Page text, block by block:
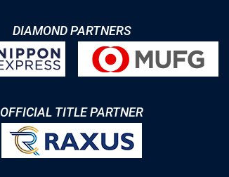
DIAMOND PARTNERS
OFFICIAL TITLE PARTNER